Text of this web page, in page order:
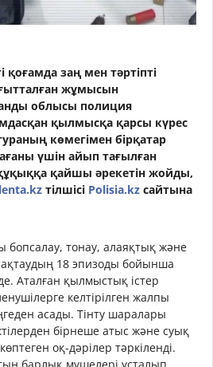
қоғамда заң мен тәртіпті
жұмысын
облысы полиция
қылмысқа қарсы күрес
көмегімен бірқатар
үшін айып тағылған
қайшы әрекетін жойды,
тілшісі Polisia.kz сайтына
бопсалау, тонау, алаяқтық және
18 эпизоды бойынша
Аталған қылмыстық істер
келтірілген жалпы
асады. Тінту шаралары
бірнеше атыс және суық
оқ-дәрілер тәркіленді.